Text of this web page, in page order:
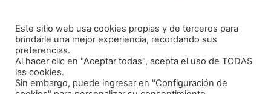
© Negocios y Convenciones
Este sitio web usa cookies propias y de terceros para
brindarle una mejor experiencia, recordando sus
preferencias.
Al hacer clic en "Aceptar todas", acepta el uso de TODAS
las cookies.
Sin embargo, puede ingresar en "Configuración de